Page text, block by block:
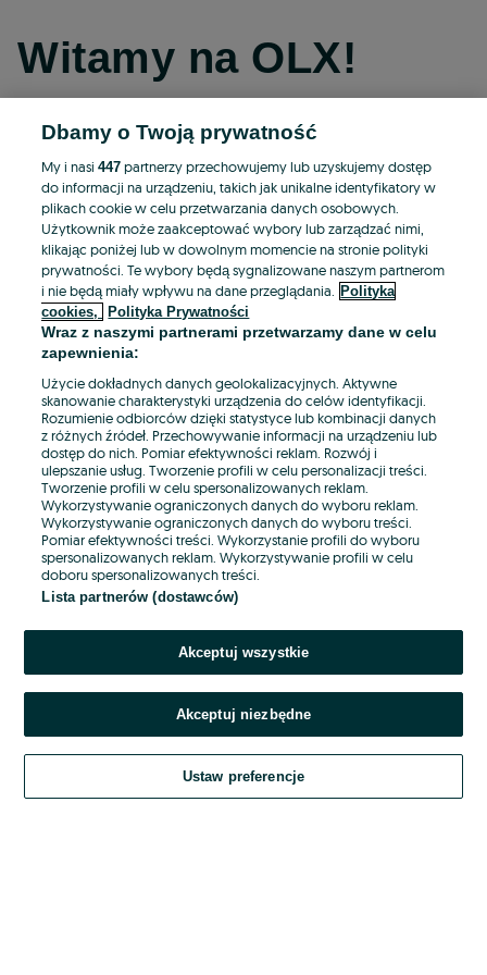
Witamy na OLX!
Kontynuuj przez Facebooka
Kontynuuj przez konto Apple
Kontynuuj przez konto Google
LUB
E-mail
Hasło
Nie pamiętasz hasła?
Zaloguj się
Kontynuując za pośrednictwem jednego z dostawców wskazanych powyżej,
Regulamin serwisu OLX.pl w jego aktualnym brzmieniu.
Dbamy o Twoją prywatność
My i nasi447 partnerzy przechowujemy lub uzyskujemy dostęp
do informacji na urządzeniu, takich jak unikalne identyfikatory w
plikach cookie w celu przetwarzania danych osobowych.
Użytkownik może zaakceptować wybory lub zarządzać nimi,
klikając poniżej lub w dowolnym momencie na stronie polityki
prywatności. Te wybory będą sygnalizowane naszym partnerom
i nie będą miały wpływu na dane przeglądania.
Polityka
cookies,
Polityka Prywatności
Wraz z naszymi partnerami przetwarzamy dane w celu
zapewnienia:
Użycie dokładnych danych geolokalizacyjnych. Aktywne
skanowanie charakterystyki urządzenia do celów identyfikacji.
Rozumienie odbiorców dzięki statystyce lub kombinacji danych
z różnych źródeł. Przechowywanie informacji na urządzeniu lub
dostęp do nich. Pomiar efektywności reklam. Rozwój i
ulepszanie usług. Tworzenie profili w celu personalizacji treści.
Tworzenie profili w celu spersonalizowanych reklam.
Wykorzystywanie ograniczonych danych do wyboru reklam.
Wykorzystywanie ograniczonych danych do wyboru treści.
Pomiar efektywności treści. Wykorzystanie profili do wyboru
spersonalizowanych reklam. Wykorzystywanie profili w celu
doboru spersonalizowanych treści.
Lista partnerów (dostawców)
Akceptuj wszystkie
Akceptuj niezbędne
Ustaw preferencje